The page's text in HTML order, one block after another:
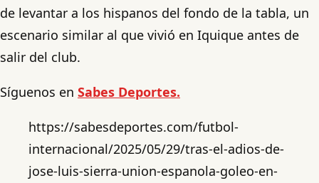
de levantar a los hispanos del fondo de la tabla, un
escenario similar al que vivió en Iquique antes de
salir del club.
Síguenos en Sabes Deportes.
https://sabesdeportes.com/futbol-
internacional/2025/05/29/tras-el-adios-de-
jose-luis-sierra-union-espanola-goleo-en-